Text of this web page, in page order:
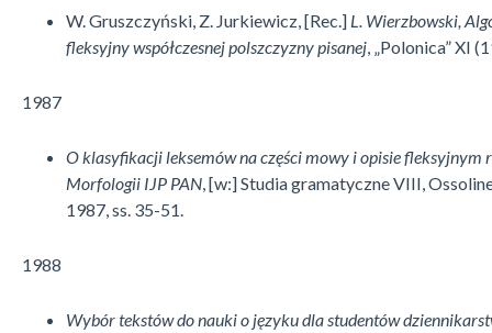
W. Gruszczyński, Z. Jurkiewicz, [Rec.] L. Wierzbowski,
fleksyjny wspó­ł­cze­s­nej polszczyzny pisanej , „Polonica” XI
1987
O klasyfikacji leksemów na części mowy i opisie fleksyjnym
Morfologii IJP PAN , [w:] Studia gramatyczne VIII,
1987, ss. 35-51.
1988
Wybór tekstów do nauki o języku dla studentów